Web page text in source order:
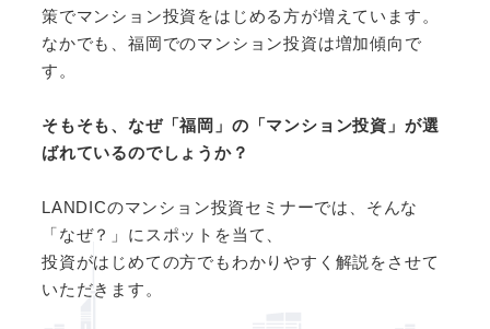
策でマンション投資をはじめる方が増えています。
なかでも、福岡でのマンション投資は増加傾向で
す。
そもそも、なぜ「福岡」の「マンション投資」が選
ばれているのでしょうか？
LANDICのマンション投資セミナーでは、そんな
「なぜ？」にスポットを当て、
投資がはじめての方でもわかりやすく解説をさせて
いただきます。